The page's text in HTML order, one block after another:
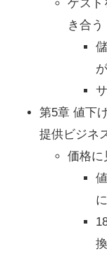
ゲスト
き合う
第5章 値下
提供ビジネ
価格に
換